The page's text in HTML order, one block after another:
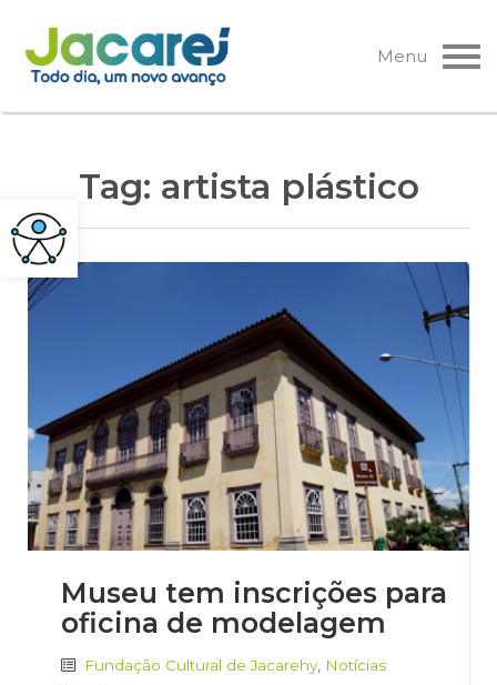
Pular
para
o
Menu
Tag: artista plástico
Museu tem inscrições para
oficina de modelagem
Fundação Cultural de Jacarehy Notícias